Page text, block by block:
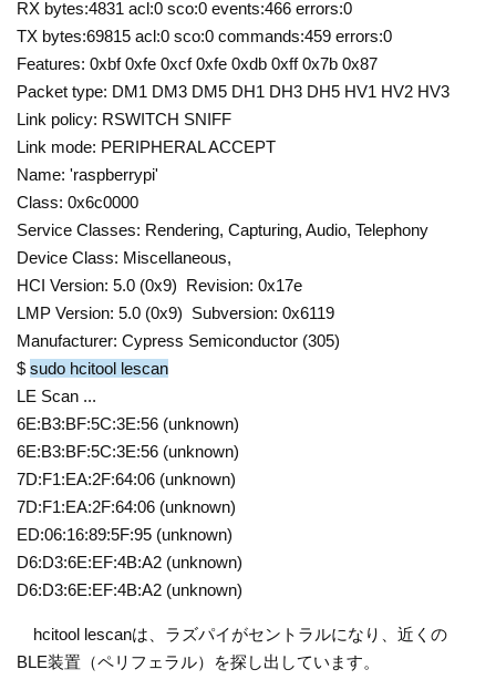
RX bytes:4831 acl:0 sco:0 events:466 errors:0
TX bytes:69815 acl:0 sco:0 commands:459 errors:0
Features: 0xbf 0xfe 0xcf 0xfe 0xdb 0xff 0x7b 0x87
Packet type: DM1 DM3 DM5 DH1 DH3 DH5 HV1 HV2 HV3
Link policy: RSWITCH SNIFF
Link mode: PERIPHERAL ACCEPT
Name: 'raspberrypi'
Class: 0x6c0000
Service Classes: Rendering, Capturing, Audio, Telephony
Device Class: Miscellaneous,
HCI Version: 5.0 (0x9) Revision: 0x17e
LMP Version: 5.0 (0x9) Subversion: 0x6119
Manufacturer: Cypress Semiconductor (305)
$ sudo hcitool lescan
LE Scan ...
6E:B3:BF:5C:3E:56 (unknown)
6E:B3:BF:5C:3E:56 (unknown)
7D:F1:EA:2F:64:06 (unknown)
7D:F1:EA:2F:64:06 (unknown)
ED:06:16:89:5F:95 (unknown)
D6:D3:6E:EF:4B:A2 (unknown)
D6:D3:6E:EF:4B:A2 (unknown)
hcitool lescanは、ラズパイがセントラルになり、近くの
BLE装置（ペリフェラル）を探し出しています。